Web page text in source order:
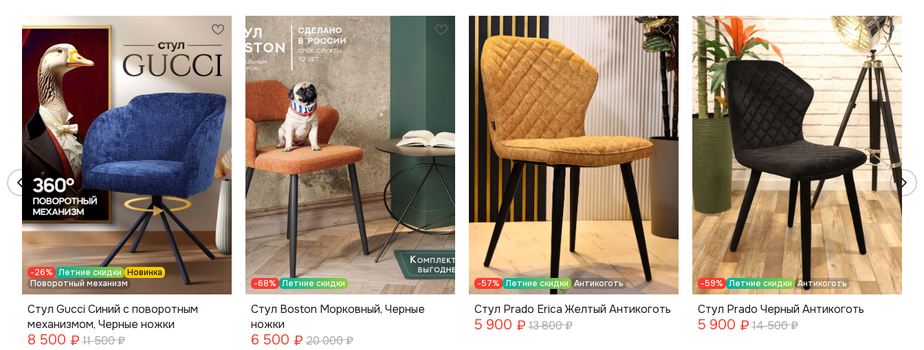
-26% Летние скидки Новинка
Поворотный механизм
Стул Gucci Синий с поворотным
механизмом, Черные ножки
8 500 ₽ 11 500₽
-68% Летние скидки
Стул Boston Морковный, Черные
ножки
6 500 ₽ 20 000₽
-57% Летние скидки Антикоготь
Стул Prado Erica Желтый Антикоготь
5 900 ₽ 13 800₽
-59% Летние скидки Антикоготь
Стул Prado Черный Антикоготь
5 900 ₽ 14 500₽